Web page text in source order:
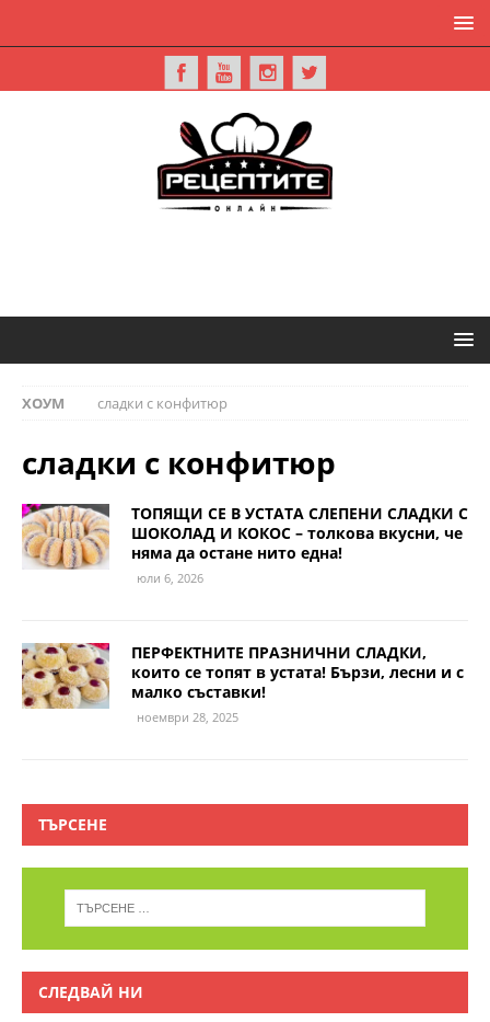
ХОУМ сладки с конфитюр
сладки с конфитюр
ТОПЯЩИ СЕ В УСТАТА СЛЕПЕНИ СЛАДКИ С
ШОКОЛАД И КОКОС – толкова вкусни, че
няма да остане нито една!
юли 6, 2026
ПЕРФЕКТНИТЕ ПРАЗНИЧНИ СЛАДКИ,
които се топят в устата! Бързи, лесни и с
малко съставки!
ноември 28, 2025
ТЪРСЕНЕ
СЛЕДВАЙ НИ